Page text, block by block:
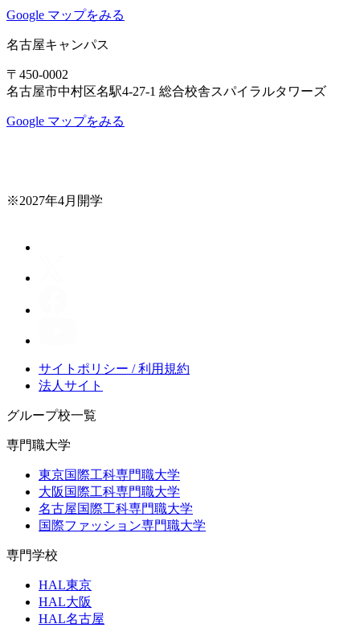
Google マップをみる
名古屋キャンパス
〒450-0002
名古屋市中村区名駅4-27-1 総合校舎スパイラルタワーズ
Google マップをみる
※2027年4月開学
サイトポリシー / 利用規約
法人サイト
グループ校一覧
専門職大学
東京国際工科専門職大学
大阪国際工科専門職大学
名古屋国際工科専門職大学
国際ファッション専門職大学
専門学校
HAL東京
HAL大阪
HAL名古屋